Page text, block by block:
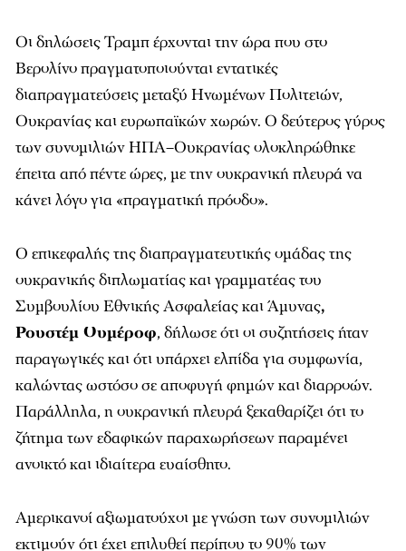
Οι δηλώσεις Τραμπ έρχονται την ώρα που στο
Βερολίνο πραγματοποιούνται εντατικές
διαπραγματεύσεις μεταξύ Ηνωμένων Πολιτειών,
Ουκρανίας και ευρωπαϊκών χωρών. Ο δεύτερος γύρος
των συνομιλιών ΗΠΑ–Ουκρανίας ολοκληρώθηκε
έπειτα από πέντε ώρες, με την ουκρανική πλευρά να
κάνει λόγο για «πραγματική πρόοδο».
Ο επικεφαλής της διαπραγματευτικής ομάδας της
ουκρανικής διπλωματίας και γραμματέας του
Συμβουλίου Εθνικής Ασφαλείας και Άμυνας,
Ρουστέμ Ουμέροφ, δήλωσε ότι οι συζητήσεις ήταν
παραγωγικές και ότι υπάρχει ελπίδα για συμφωνία,
καλώντας ωστόσο σε αποφυγή φημών και διαρροών.
Παράλληλα, η ουκρανική πλευρά ξεκαθαρίζει ότι το
ζήτημα των εδαφικών παραχωρήσεων παραμένει
ανοικτό και ιδιαίτερα ευαίσθητο.
Αμερικανοί αξιωματούχοι με γνώση των συνομιλιών
εκτιμούν ότι έχει επιλυθεί περίπου το 90% των